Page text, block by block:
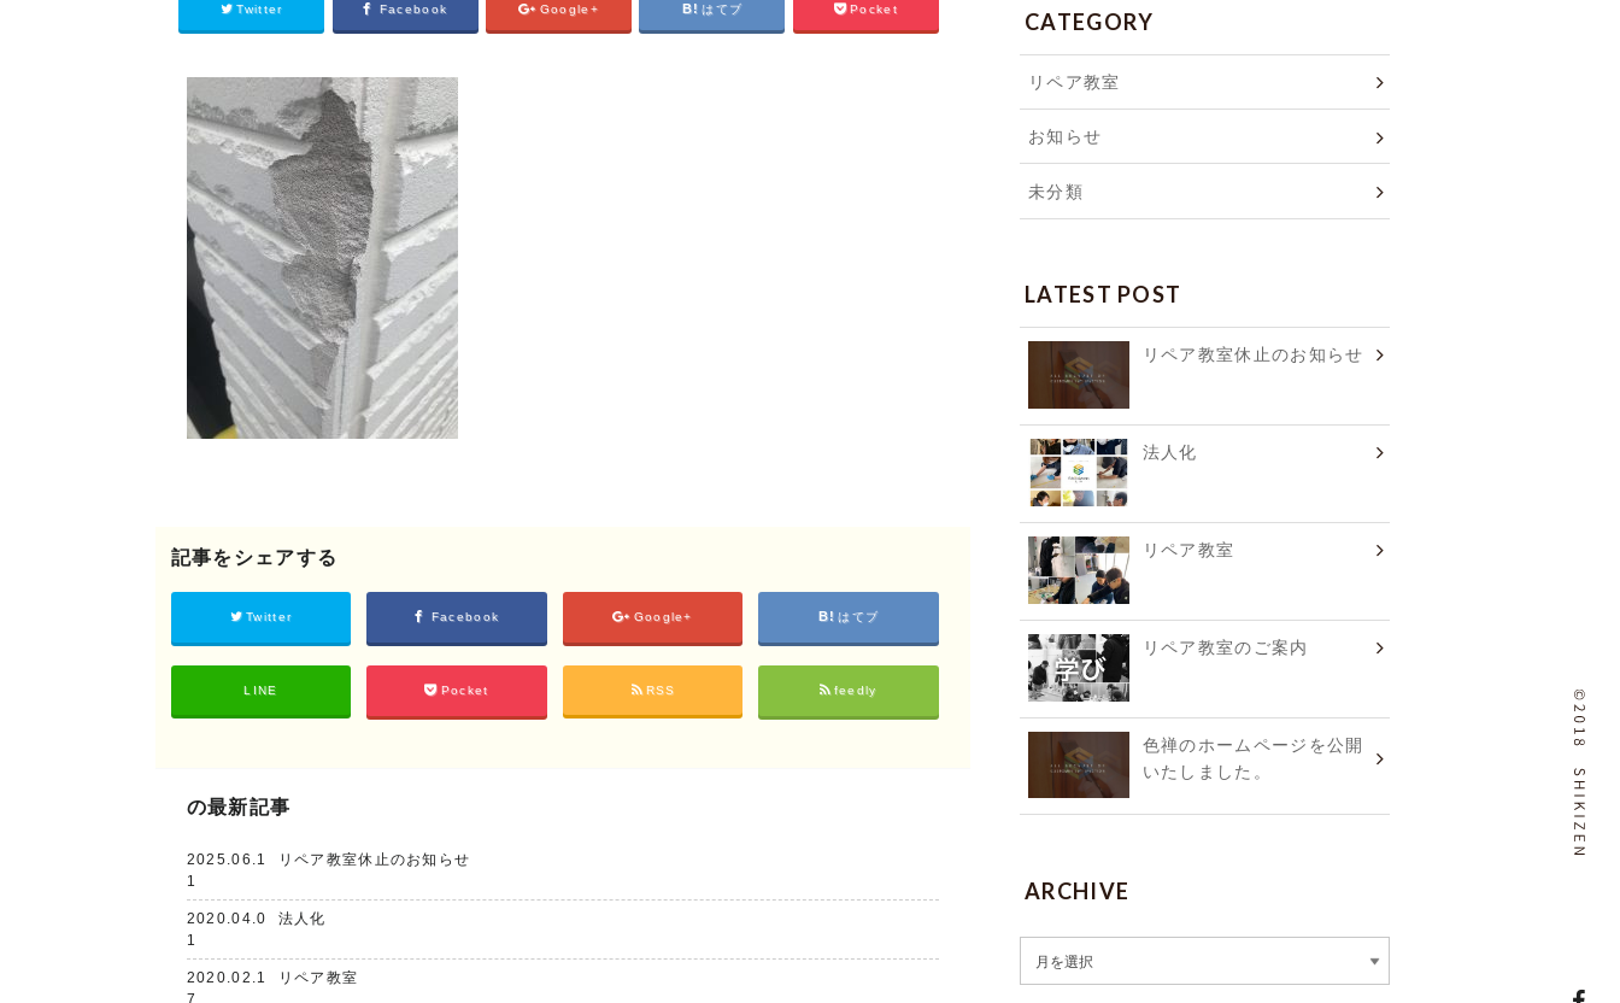
CONTACT
©2018 SHIKIZEN
Twitter Facebook Google+ はてブ Pocket
記事をシェアする
Twitter Facebook Google+ はてブ
LINE Pocket RSS feedly
の最新記事
2025.06.1
1
リペア教室休止のお知らせ
2020.04.0
1
法人化
2020.02.1
7
リペア教室
CATEGORY
リペア教室
お知らせ
未分類
LATEST POST
リペア教室休止のお知らせ
法人化
リペア教室
リペア教室のご案内
色禅のホームページを公開
いたしました。
ARCHIVE